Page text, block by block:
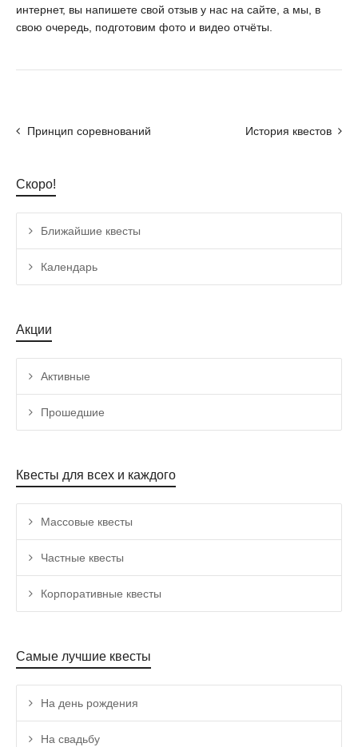
интернет, вы напишете свой отзыв у нас на сайте, а мы, в
свою очередь, подготовим фото и видео отчёты.
Принцип соревнований История квестов
Скоро!
Ближайшие квесты
Календарь
Акции
Активные
Прошедшие
Квесты для всех и каждого
Массовые квесты
Частные квесты
Корпоративные квесты
Самые лучшие квесты
На день рождения
На свадьбу